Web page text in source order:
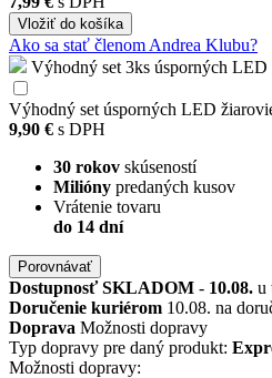
Vložiť do košíka
Ako sa stať členom Andrea Klubu?
Výhodný set 3ks úsporných LED
Výhodný set úsporných LED
9,90 € s DPH
30 rokov skúseností
Milióny predaných kusov
Vrátenie tovaru
do 14 dní
Porovnávať
DostupnosťSKLADOM - 10.08. u
Doručenie kuriérom 10.08. na
Doprava Možnosti dopravy
Typ dopravy pre daný produkt:
Možnosti dopravy: